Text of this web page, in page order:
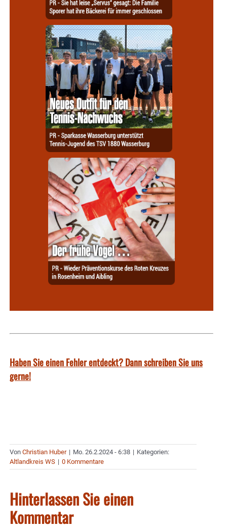
Haben Sie einen Fehler entdeckt? Dann schreiben Sie uns
gerne!
Von Christian Huber | Mo. 26.2.2024 - 6:38 | Kategorien:
Altlandkreis WS | 0 Kommentare
Hinterlassen Sie einen
Kommentar